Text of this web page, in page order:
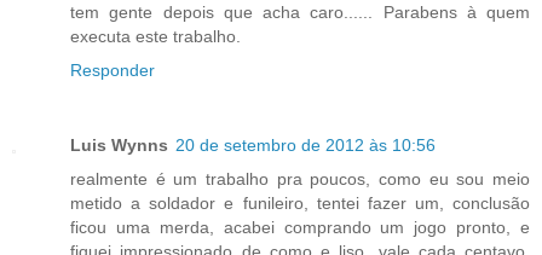
tem gente depois que acha caro...... Parabens à quem
executa este trabalho.
Responder
Luis Wynns 20 de setembro de 2012 às 10:56
realmente é um trabalho pra poucos, como eu sou meio
metido a soldador e funileiro, tentei fazer um, conclusão
ficou uma merda, acabei comprando um jogo pronto, e
fiquei impressionado de como e liso, vale cada centavo,